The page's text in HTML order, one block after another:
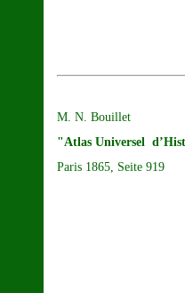
M. N. Bouillet
"Atlas Universel
Paris 1865, Seite 919